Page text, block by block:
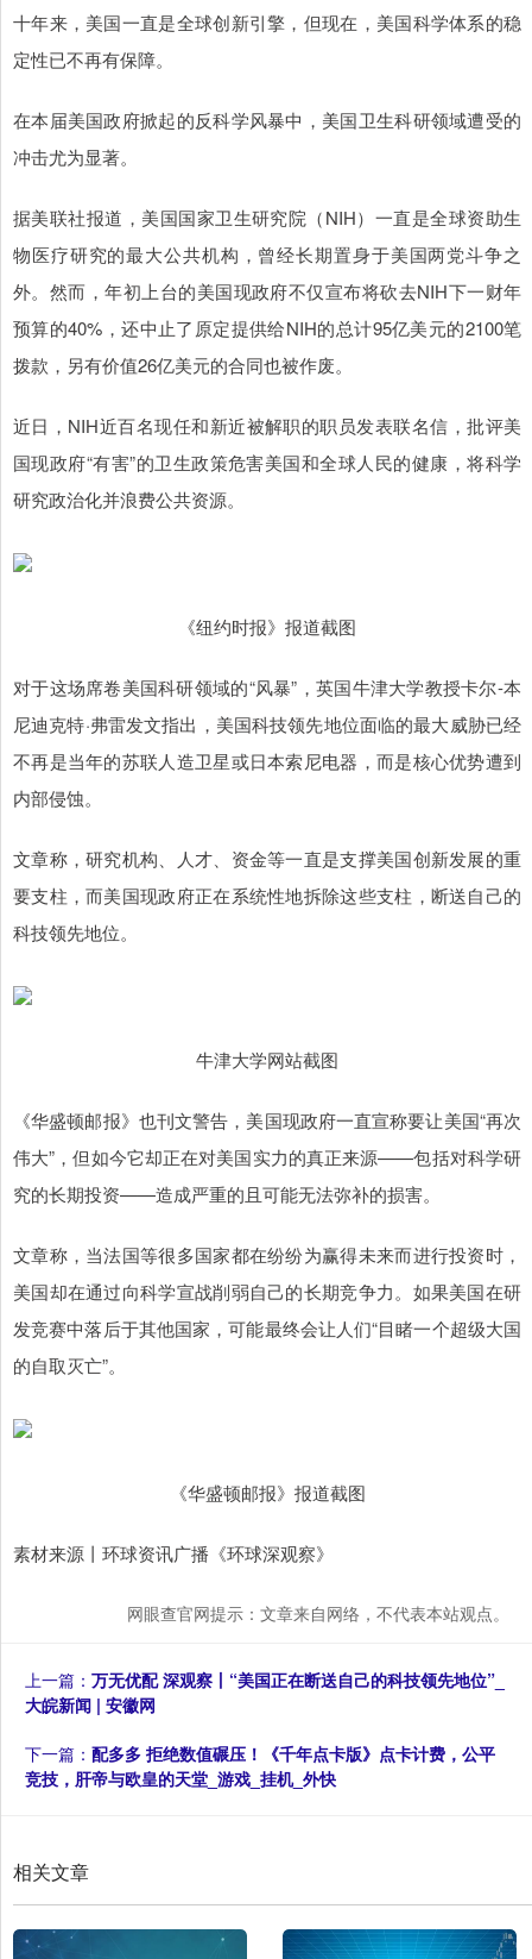
十年来，美国一直是全球创新引擎，但现在，美国科学体系的稳
定性已不再有保障。
在本届美国政府掀起的反科学风暴中，美国卫生科研领域遭受的
冲击尤为显著。
据美联社报道，美国国家卫生研究院（NIH）一直是全球资助生
物医疗研究的最大公共机构，曾经长期置身于美国两党斗争之
外。然而，年初上台的美国现政府不仅宣布将砍去NIH下一财年
预算的40%，还中止了原定提供给NIH的总计95亿美元的2100笔
拨款，另有价值26亿美元的合同也被作废。
近日，NIH近百名现任和新近被解职的职员发表联名信，批评美
国现政府“有害”的卫生政策危害美国和全球人民的健康，将科学
研究政治化并浪费公共资源。
《纽约时报》报道截图
对于这场席卷美国科研领域的“风暴”，英国牛津大学教授卡尔-本
尼迪克特·弗雷发文指出，美国科技领先地位面临的最大威胁已经
不再是当年的苏联人造卫星或日本索尼电器，而是核心优势遭到
内部侵蚀。
文章称，研究机构、人才、资金等一直是支撑美国创新发展的重
要支柱，而美国现政府正在系统性地拆除这些支柱，断送自己的
科技领先地位。
牛津大学网站截图
《华盛顿邮报》也刊文警告，美国现政府一直宣称要让美国“再次
伟大”，但如今它却正在对美国实力的真正来源——包括对科学研
究的长期投资——造成严重的且可能无法弥补的损害。
文章称，当法国等很多国家都在纷纷为赢得未来而进行投资时，
美国却在通过向科学宣战削弱自己的长期竞争力。如果美国在研
发竞赛中落后于其他国家，可能最终会让人们“目睹一个超级大国
的自取灭亡”。
《华盛顿邮报》报道截图
素材来源丨环球资讯广播《环球深观察》
网眼查官网提示：文章来自网络，不代表本站观点。
上一篇： 万无优配 深观察丨“美国正在断送自己的科技领先地位”_
大皖新闻 | 安徽网
下一篇： 配多多 拒绝数值碾压！《千年点卡版》点卡计费，公平
竞技，肝帝与欧皇的天堂_游戏_挂机_外快
相关文章